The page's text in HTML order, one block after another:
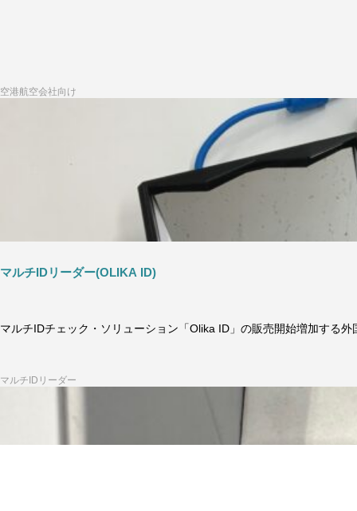
空港航空会社向け
マルチIDリーダー(OLIKA ID)
マルチIDチェック・ソリューション「Olika ID」の販売開始増加する
マルチIDリーダー